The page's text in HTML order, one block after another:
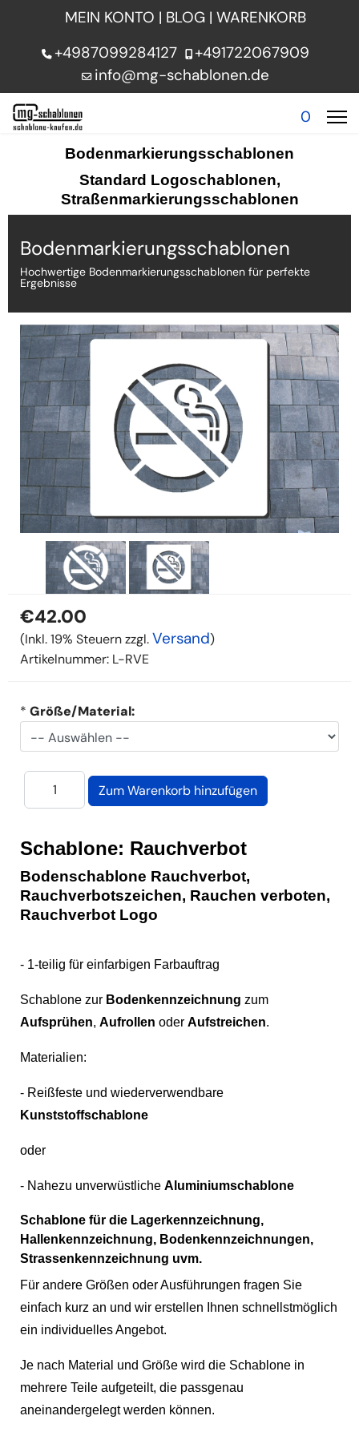
MEIN KONTO | BLOG | WARENKORB
+4987099284127
+491722067909
info@mg-schablonen.de
0
Bodenmarkierungsschablonen
Standard Logoschablonen,
Straßenmarkierungsschablonen
Bodenmarkierungsschablonen
Hochwertige Bodenmarkierungsschablonen für perfekte
Ergebnisse
€42.00
(Inkl. 19% Steuern zzgl.Versand)
Artikelnummer: L-RVE
* Größe/Material:
Schablone: Rauchverbot
Bodenschablone Rauchverbot,
Rauchverbotszeichen, Rauchen verboten,
Rauchverbot Logo
- 1-teilig für einfarbigen Farbauftrag
Schablone zur Bodenkennzeichnung zum
Aufsprühen, Aufrollen oder Aufstreichen.
Materialien:
- Reißfeste und wiederverwendbare
Kunststoffschablone
oder
- Nahezu unverwüstliche Aluminiumschablone
Schablone für die Lagerkennzeichnung,
Hallenkennzeichnung, Bodenkennzeichnungen,
Strassenkennzeichnung uvm.
Für andere Größen oder Ausführungen fragen Sie
einfach kurz an und wir erstellen Ihnen schnellstmöglich
ein individuelles Angebot.
Je nach Material und Größe wird die Schablone in
mehrere Teile aufgeteilt, die passgenau
aneinandergelegt werden können.